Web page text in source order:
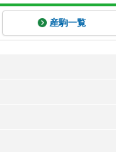
産駒一覧